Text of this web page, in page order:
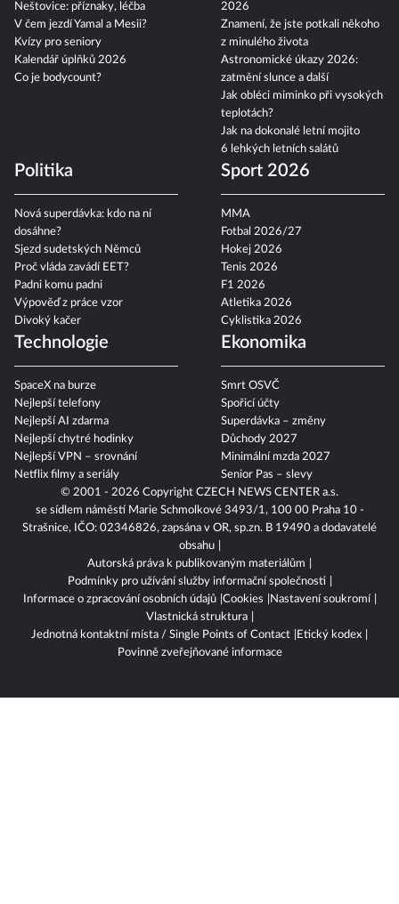
© 2001 - 2026 Copyright CZECH NEWS CENTER a.s.
se sídlem náměstí Marie Schmolkové 3493/1, 100 00 Praha 10 -
Strašnice, IČO: 02346826, zapsána v OR, sp.zn. B 19490 a dodavatelé
obsahu
Autorská práva k publikovaným materiálům
Podmínky pro užívání služby informační společnosti
Informace o zpracování osobních údajů Cookies
Nastavení soukromí
Vlastnická struktura
Jednotná kontaktní místa / Single Points of Contact
Etický kodex
Povinně zveřejňované informace
Neštovice: příznaky, léčba
V čem jezdí Yamal a Mesii?
Kvízy pro seniory
Kalendář úplňků 2026
Co je bodycount?
2026
Znamení, že jste potkali někoho
z minulého života
Astronomické úkazy 2026:
zatmění slunce a další
Jak obléci miminko při vysokých
teplotách?
Jak na dokonalé letní mojito
6 lehkých letních salátů
Politika
Nová superdávka: kdo na ní
dosáhne?
Sjezd sudetských Němců
Proč vláda zavádí EET?
Padni komu padni
Výpověď z práce vzor
Divoký kačer
Sport 2026
MMA
Fotbal 2026/27
Hokej 2026
Tenis 2026
F1 2026
Atletika 2026
Cyklistika 2026
Technologie
SpaceX na burze
Nejlepší telefony
Nejlepší AI zdarma
Nejlepší chytré hodinky
Nejlepší VPN – srovnání
Netflix filmy a seriály
Ekonomika
Smrt OSVČ
Spořicí účty
Superdávka – změny
Důchody 2027
Minimální mzda 2027
Senior Pas – slevy